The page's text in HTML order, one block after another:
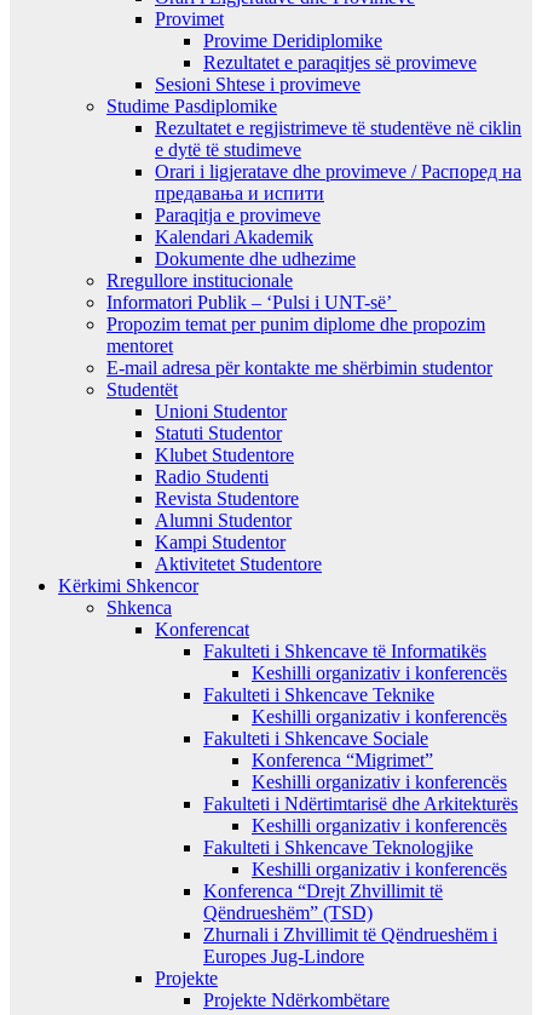
Provimet
Provime Deridiplomike
Rezultatet e paraqitjes së provimeve
Sesioni Shtese i provimeve
Studime Pasdiplomike
Rezultatet e regjistrimeve të studentëve në ciklin
e dytë të studimeve
Orari i ligjeratave dhe provimeve / Распоред на
предавањa и испити
Paraqitja e provimeve
Kalendari Akademik
Dokumente dhe udhezime
Rregullore institucionale
Informatori Publik – ‘Pulsi i UNT-së’
Propozim temat per punim diplome dhe propozim
mentoret
E-mail adresa për kontakte me shërbimin studentor
Studentët
Unioni Studentor
Statuti Studentor
Klubet Studentore
Radio Studenti
Revista Studentore
Alumni Studentor
Kampi Studentor
Aktivitetet Studentore
Kërkimi Shkencor
Shkenca
Konferencat
Fakulteti i Shkencave të Informatikës
Keshilli organizativ i konferencës
Fakulteti i Shkencave Teknike
Keshilli organizativ i konferencës
Fakulteti i Shkencave Sociale
Konferenca “Migrimet”
Keshilli organizativ i konferencës
Fakulteti i Ndërtimtarisë dhe Arkitekturës
Keshilli organizativ i konferencës
Fakulteti i Shkencave Teknologjike
Keshilli organizativ i konferencës
Konferenca “Drejt Zhvillimit të
Qëndrueshëm” (TSD)
Zhurnali i Zhvillimit të Qëndrueshëm i
Europes Jug-Lindore
Projekte
Projekte Ndërkombëtare